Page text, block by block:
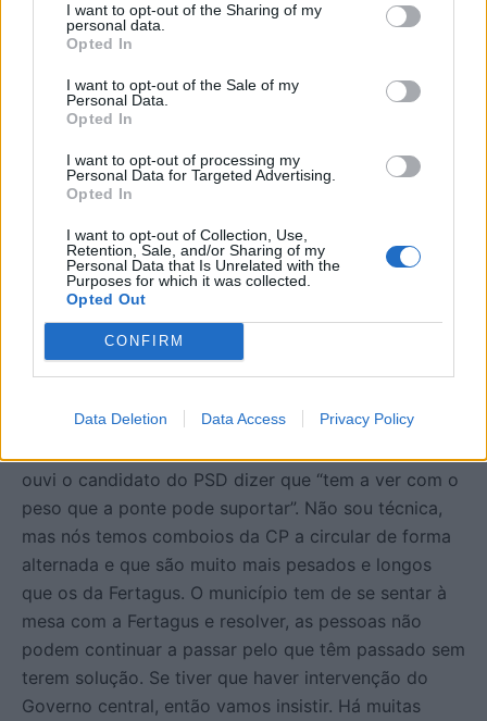
I want to opt-out of the Sharing of my
personal data.
Opted In
I want to opt-out of the Sale of my
Personal Data.
Opted In
I want to opt-out of processing my
Personal Data for Targeted Advertising.
Opted In
I want to opt-out of Collection, Use,
Retention, Sale, and/or Sharing of my
Personal Data that Is Unrelated with the
Purposes for which it was collected.
Opted Out
CONFIRM
Data Deletion Data Access Privacy Policy
Não conduzo, sou uma pessoa que utiliza
transportes públicos e, efetivamente, tenho
presenciado situações dramáticas: agressividade,
ataques de pânico, pessoas a sentirem-se mal devido
ponta. Tem de ser exigido à Fertagus que coloque
mais composições ou que haja mais comboios.
Mas não há uma limitação ao nível da própria Ponte
de 25 de Abril, que estabelece um número máximo
de carruagens que podem circular?
Sim, mas houve comboios aos quais foram retiradas
frequentes. É um problema que tem que ser
ouvi o candidato do PSD dizer que “tem a ver com o
peso que a ponte pode suportar”. Não sou técnica,
mas nós temos comboios da CP a circular de forma
alternada e que são muito mais pesados e longos
que os da Fertagus. O município tem de se sentar à
mesa com a Fertagus e resolver, as pessoas não
podem continuar a passar pelo que têm passado sem
terem solução. Se tiver que haver intervenção do
Governo central, então vamos insistir. Há muitas